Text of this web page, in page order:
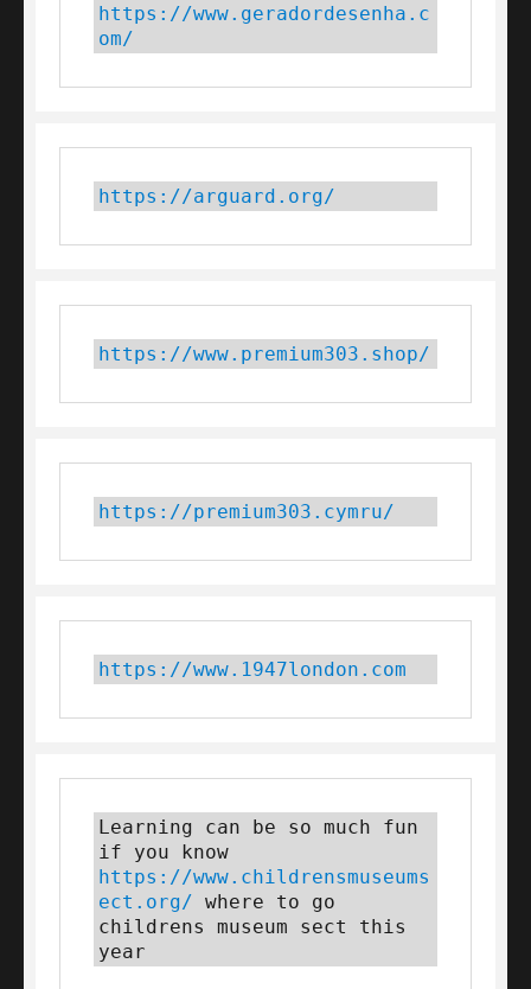
https://www.geradordesenha.c
om/
https://arguard.org/
https://www.premium303.shop/
https://premium303.cymru/
https://www.1947london.com
Learning can be so much fun
https://www.childrensmuseums
ect.org/ where to go
childrens museum sect this
year